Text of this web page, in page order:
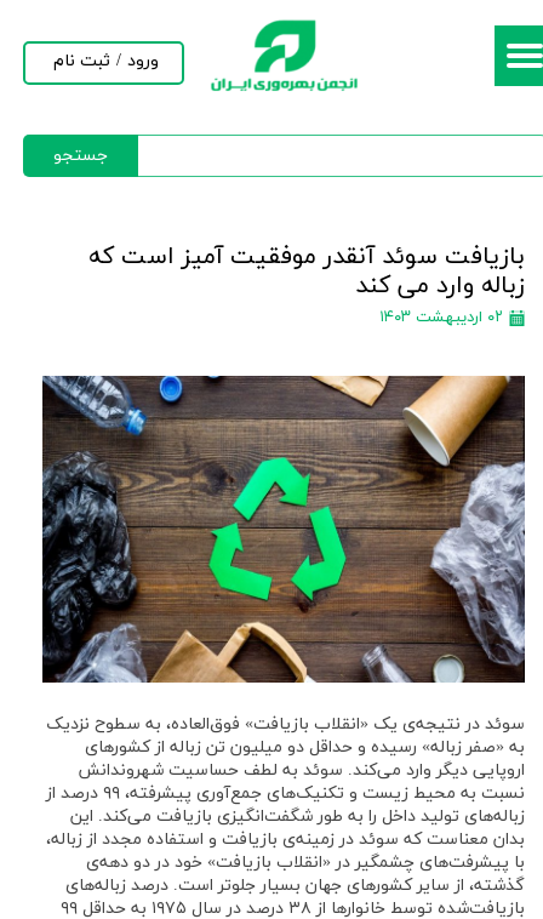
جستجو
ورود / ثبت نام
حساب کاربری من
بازیافت سوئد آنقدر موفقیت آمیز است که
زباله وارد می کند
۰۲ اردیبهشت ۱۴۰۳
سوئد در نتیجه‌ی یک «انقلاب بازیافت» فوق‌العاده، به سطوح نزدیک
به «صفر زباله» رسیده و حداقل دو میلیون تن زباله از کشورهای
اروپایی دیگر وارد می‌کند. سوئد به لطف حساسیت شهروندانش
نسبت به محیط زیست و تکنیک‌های جمع‌آوری پیشرفته، ۹۹ درصد از
زباله‌های تولید داخل را به طور شگفت‌انگیزی بازیافت می‌کند. این
بدان معناست که سوئد در زمینه‌ی بازیافت و استفاده مجدد از زباله،
با پیشرفت‌های چشمگیر در «انقلاب بازیافت» خود در دو دهه‌ی
گذشته، از سایر کشورهای جهان بسیار جلوتر است. درصد زباله‌های
بازیافت‌شده توسط خانوارها از ۳۸ درصد در سال ۱۹۷۵ به حداقل ۹۹